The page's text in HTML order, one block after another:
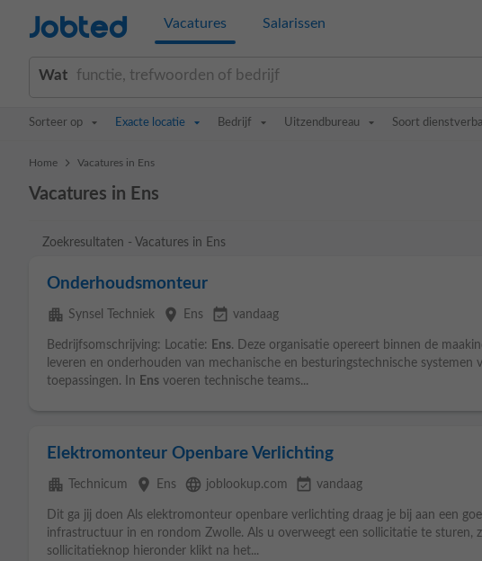
Jobted Vacatures Salarissen
Wat
Sorteer op Exacte locatie Bedrijf Uitzendbureau Soort
Home > Vacatures in Ens
Vacatures in Ens
Zoekresultaten - Vacatures in Ens
Onderhoudsmonteur
apartment Synsel Techniek place Ens event_available vandaag
Bedrijfsomschrijving: Locatie: Ens. Deze organisatie opereert binnen de
leveren en onderhouden van mechanische en besturingstechnische systemen
toepassingen. In Ens voeren technische teams...
Elektromonteur Openbare Verlichting
apartment Technicum place Ens language joblookup.com event_available vandaag
Dit ga jij doen Als elektromonteur openbare verlichting draag je bij aan een
infrastructuur in en rondom Zwolle. Als u overweegt een sollicitatie te sturen,
sollicitatieknop hieronder klikt na het...